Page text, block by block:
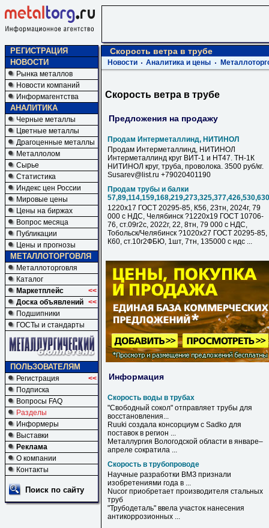
РЕГИСТРАЦИЯ
НОВОСТИ
Рынка металлов
Новости компаний
Информагентства
АНАЛИТИКА
Черные металлы
Цветные металлы
Драгоценные металлы
Металлолом
Сырье
Статистика
Индекс цен России
Мировые цены
Цены на биржах
Вопрос месяца
Публикации
Цены и прогнозы
МЕТАЛЛОТОРГОВЛЯ
Металлоторговля
Каталог
Маркетплейс
<<
Доска объявлений <<
Подшипники
ГОСТы и стандарты
ПОЛЬЗОВАТЕЛЯМ
Регистрация
<<
Подписка
Вопросы FAQ
Разделы
Информеры
Выставки
Реклама
О компании
Контакты
Поиск по сайту
Скорость ветра в трубе
Новости Аналитика и цены
Скорость ветра в трубе
Предложения на продажу
Продам Интерметаллинд, НИТИНОЛ
Продам Интерметаллинд, НИТИНОЛ
Интерметаллинд круг ВИТ-1 и НТ47. ТН-1К
НИТИНОЛ круг, труба, проволока. 3500 руб/кг.
Susarev@list.ru +79020401190
Продам трубы и балки
1220х17 ГОСТ 20295-85, К56, 23тн, 2024г, 79
000 с НДC, Челябинск ?1220х19 ГОСТ 10706-
76, ст.09г2с, 2022г, 22, 8тн, 79 000 с НДC,
Тобольск/Челябинск ?1020х27 ГОСТ 20295-85,
К60, ст.10г2ФБЮ, 1шт, 7тн, 135000 с ндс ...
Информация
Скорость воды в трубах
"Свободный сокол" отправляет трубы для
восстановления...
Ruuki создала консорциум с Sadko для
поставок в регион ...
Металлургия Вологодской области в январе–
апреле сократила ...
Скорость в трубопроводе
Научные разработки ВМЗ признали
изобретениями года в ...
Nucor приобретает производителя стальных
труб
"Трубодеталь" ввела участок нанесения
антикоррозионных ...